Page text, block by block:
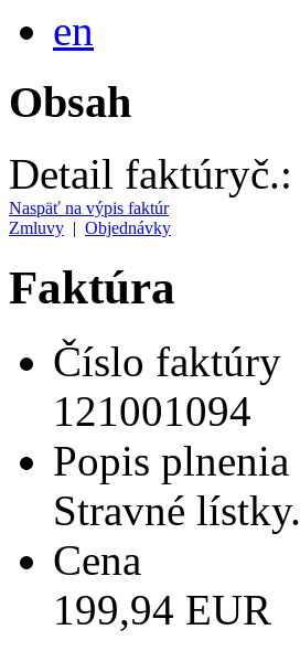
en
Obsah
Detail faktúryč.:
Naspäť na výpis faktúr
Zmluvy | Objednávky
Faktúra
Číslo faktúry
121001094
Popis plnenia
Stravné lístky.
Cena
199,94 EUR